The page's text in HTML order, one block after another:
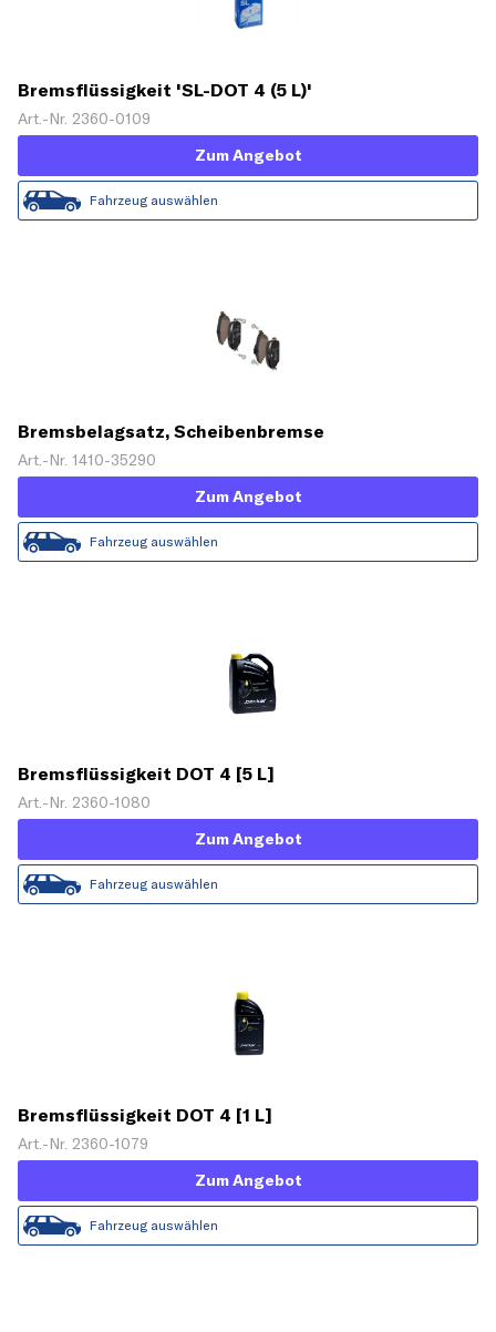
Bremsflüssigkeit 'SL-DOT 4 (5 L)'
Art.-Nr. 2360-0109
Zum Angebot
Fahrzeug auswählen
Bremsbelagsatz, Scheibenbremse
Art.-Nr. 1410-35290
Zum Angebot
Fahrzeug auswählen
Bremsflüssigkeit DOT 4 [5 L]
Art.-Nr. 2360-1080
Zum Angebot
Fahrzeug auswählen
Bremsflüssigkeit DOT 4 [1 L]
Art.-Nr. 2360-1079
Zum Angebot
Fahrzeug auswählen